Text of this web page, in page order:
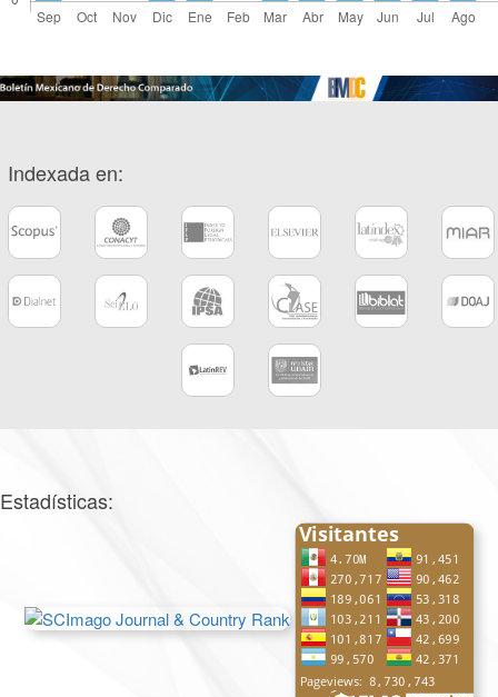
Indexada en:
Estadísticas: